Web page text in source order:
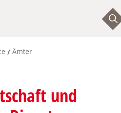
Ämter
und